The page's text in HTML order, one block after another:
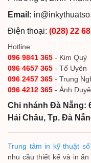
Email:
Điện thoại: (028) 22
Hotline:
096 9841 365 - Kim Quý
096 4657 365 - Tố Uyên
096 2457 365 - Trung
096 4212 365 - Ánh
Chi nhánh Đà Nẵng:
Hải Châu, Tp. Đà
Trung tâm in kỹ thuật số
nhu cầu thiết kế và in